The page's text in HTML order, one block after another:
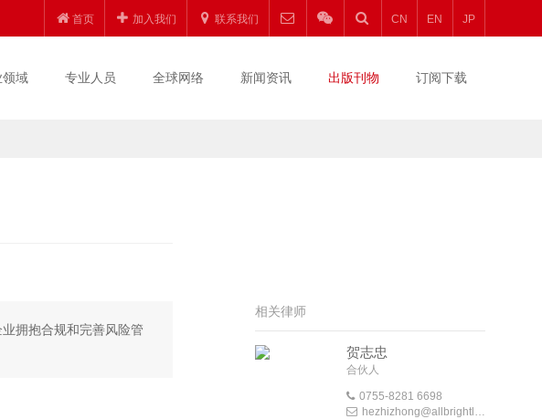
首页 加入我们 联系我们 CN EN JP
领域 专业人员 全球网络 新闻资讯 出版刊物 订阅下载
拥抱合规和完善风险管
相关律师
贺志忠
合伙人
0755-8281 6698
hezhizhong@allbrightlaw.com